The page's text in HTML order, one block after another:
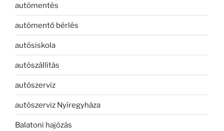
autómentés
autómentő bérlés
autósiskola
autószállítás
autószerviz
autószerviz Nyíregyháza
Balatoni hajózás